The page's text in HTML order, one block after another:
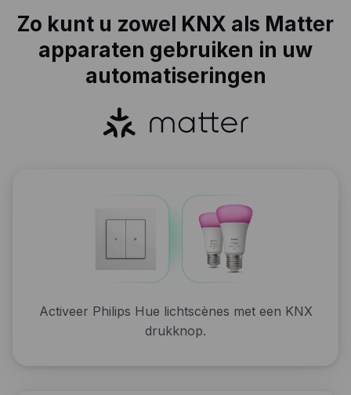
Zo kunt u zowel KNX als Matter
apparaten gebruiken in uw
automatiseringen
Activeer Philips Hue lichtscènes met een KNX
drukknop.